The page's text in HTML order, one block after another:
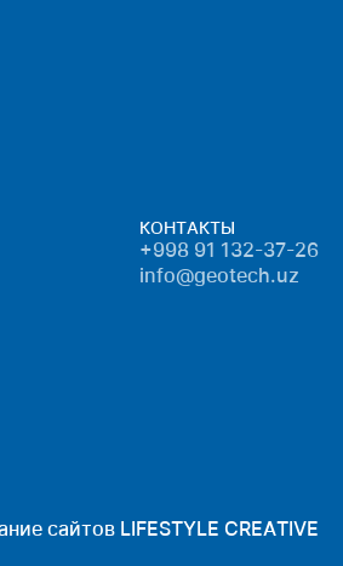
КОНТАКТЫ
+998 91 132-37-26
info@geotech.uz
сайтов LIFESTYLE CREATIVE